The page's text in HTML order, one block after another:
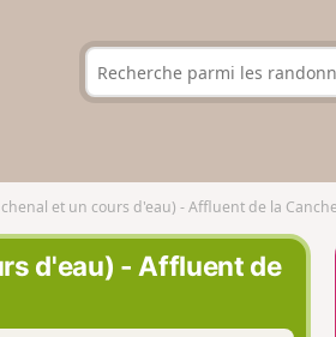
et un cours d'eau) - Affluent de la Canche
d'eau) - Affluent de